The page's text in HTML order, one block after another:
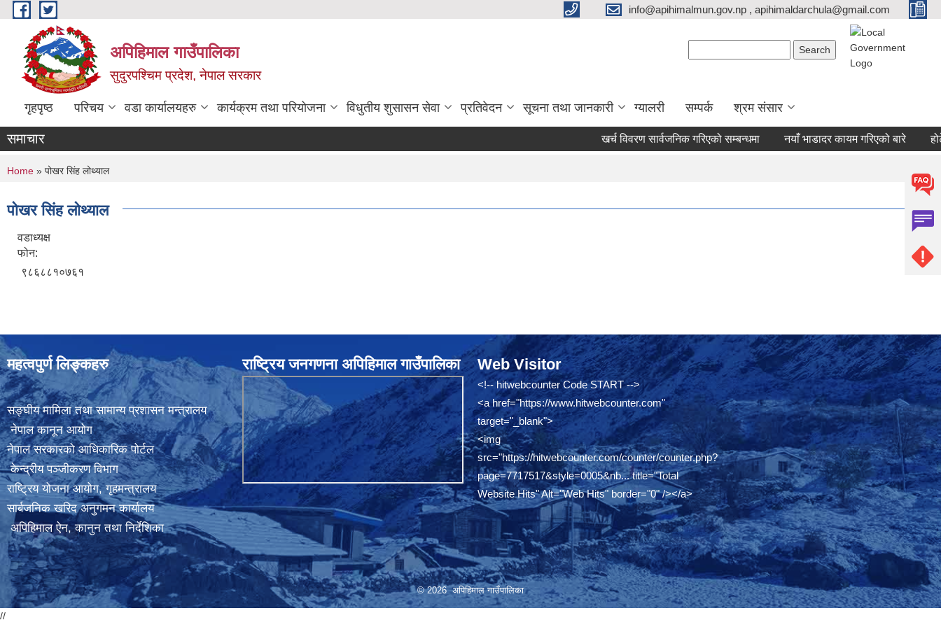
Skip to main content info@apihimalmun.gov.np , apihimaldarchula@gmail.com
अपिहिमाल गाउँपालिका
सुदुरपश्चिम प्रदेश, नेपाल सरकार
गृहपृष्ठ परिचय वडा कार्यालयहरु कार्यक्रम तथा परियोजना विधुतीय शुसासन सेवा प्रतिवेदन सूचना तथा जानकारी ग्यालरी सम्पर्क श्रम संसार
समाचार खर्च विवरण सार्वजनिक गरिएको सम्बन्धमा नयाँ भाडादर कायम गरिएको बारे
You are here
Home » पोखर सिंह लोथ्याल
पोखर सिंह लोथ्याल
वडाध्यक्ष
फोन:
९८६८८१०७६१
महत्वपुर्ण लिङ्कहरु
सङ्घीय मामिला तथा सामान्य प्रशासन मन्त्रालय
नेपाल कानून आयोग
नेपाल सरकारको आधिकारिक पोर्टल
केन्द्रीय पञ्जीकरण विभाग
राष्ट्रिय योजना आयोग,गृहमन्त्रालय
सार्बजनिक खरिद अनुगमन कार्यालय
अपिहिमाल ऐन, कानुन तथा निर्देशिका
राष्ट्रिय जनगणना अपिहिमाल गाउँपालिका Web Visitor
<!-- hitwebcounter Code START -->
<a href="https://www.hitwebcounter.com"
target="_blank">
<img
src="https://hitwebcounter.com/counter/counter.php?
page=7717517&style=0005&nb...title="Total
Website Hits" Alt="Web Hits" border="0" /></a>
© 2026 अपिहिमाल गाउँपालिका
//